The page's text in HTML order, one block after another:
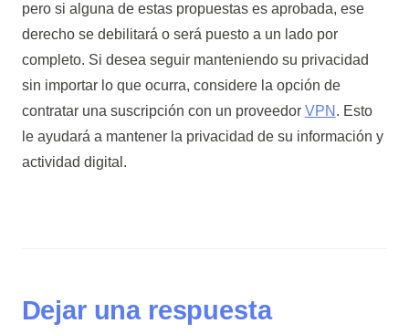
pero si alguna de estas propuestas es aprobada, ese
derecho se debilitará o será puesto a un lado por
completo. Si desea seguir manteniendo su privacidad
sin importar lo que ocurra, considere la opción de
contratar una suscripción con un proveedor VPN . Esto
le ayudará a mantener la privacidad de su información y
actividad digital.
Dejar una respuesta